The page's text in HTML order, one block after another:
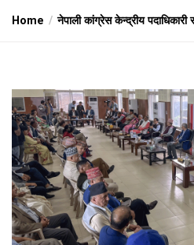
Home नेपाली कांग्रेस केन्द्रीय पदाधिकारी